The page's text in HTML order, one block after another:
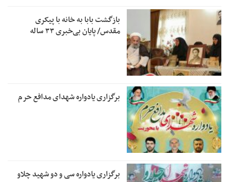
بازگشت بابا به خانه با پیکری
مقدس/ پایان بی‌خبری ۳۳ ساله
برگزاری یادواره شهدای مدافع حرم
برگزاری یادواره سی و دو شهید چلاو